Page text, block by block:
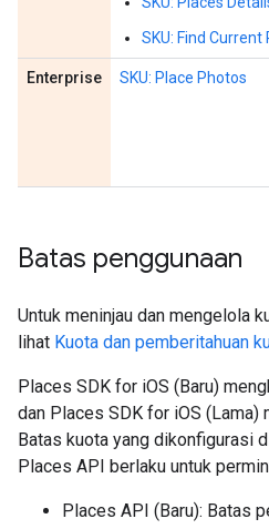
SKU: Find Current
Enterprise SKU: Place Photos
Batas penggunaan
Untuk meninjau dan mengelola
lihat Kuota dan pemberitahuan
Places SDK for iOS (Baru)
dan Places SDK for iOS (Lama)
Batas kuota yang dikonfigurasi
Places API berlaku untuk
Places API (Baru): Batas